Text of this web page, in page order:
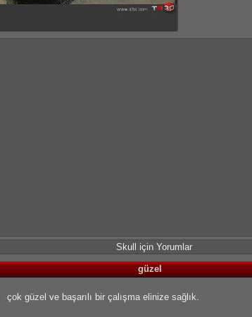
Skull için Yorumlar
güzel
çok güzel ve başarılı bir çalışma elinize sağlık.